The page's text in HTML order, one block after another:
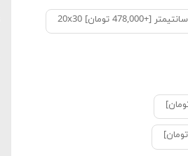
20x30 سانتیمتر [+478,000 تومان]